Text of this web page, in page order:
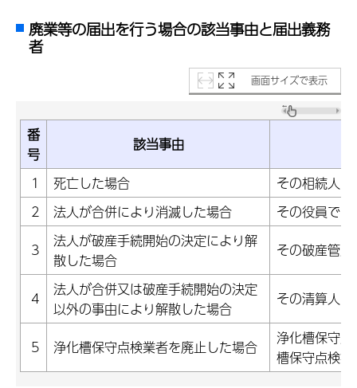
廃業等の届出を行う場合の該当事由と届出義務
者
画面サイズで表示
番
号
該当事由
1
死亡した場合
その相続人
2
法人が合併により消滅した場合
その役員で
3
法人が破産手続開始の決定により解
散した場合
その破産管財
4
法人が合併又は破産手続開始の決定
以外の事由により解散した場合
その清算人
5 浄化槽保守点検業者を廃止した場合
浄化槽保守
槽保守点検